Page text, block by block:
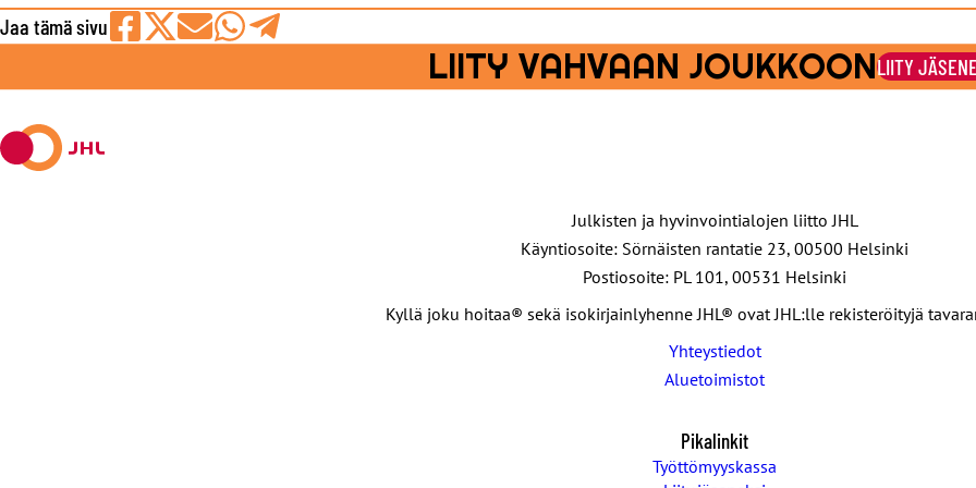
Jaa tämä sivu
LIITY VAHVAAN JOUKKOONLIITY
Julkisten ja hyvinvointialojen liitto JHL
Käyntiosoite: Sörnäisten rantatie 23, 00500 Helsinki
Postiosoite: PL 101, 00531 Helsinki
Kyllä joku hoitaa® sekä isokirjainlyhenne JHL® ovat JHL:lle rekisteröityjä
Yhteystiedot
Aluetoimistot
Pikalinkit
Työttömyyskassa